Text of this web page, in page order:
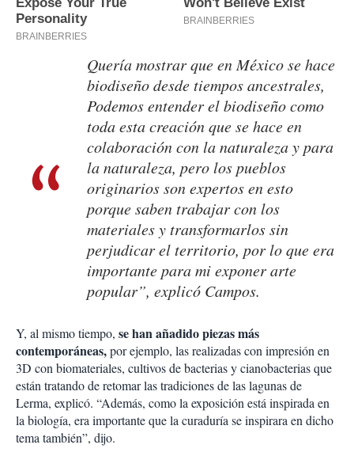
Quería mostrar que en México se hace
biodiseño desde tiempos ancestrales,
Podemos entender el biodiseño como
toda esta creación que se hace en
colaboración con la naturaleza y para
la naturaleza, pero los pueblos
originarios son expertos en esto
porque saben trabajar con los
materiales y transformarlos sin
perjudicar el territorio, por lo que era
importante para mi exponer arte
popular”, explicó Campos.
Y, al mismo tiempo, se han añadido piezas más
contemporáneas,por ejemplo, las realizadas con impresión en
3D con biomateriales, cultivos de bacterias y cianobacterias que
están tratando de retomar las tradiciones de las lagunas de
Lerma, explicó. “Además, como la exposición está inspirada en
la biología, era importante que la curaduría se inspirara en dicho
tema también”, dijo.